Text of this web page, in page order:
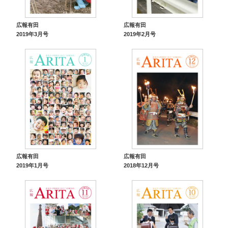
広報有田
2019年3月号
広報有田
2019年2月号
広報有田
2019年1月号
広報有田
2018年12月号